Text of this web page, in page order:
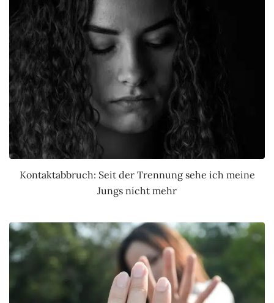
Kontaktabbruch: Seit der Trennung sehe ich meine
Jungs nicht mehr